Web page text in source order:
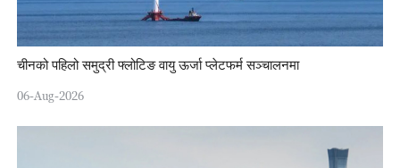
चीनको पहिलो समुद्री फ्लोटिङ वायु ऊर्जा प्लेटफर्म सञ्चालनमा
06-Aug-2026